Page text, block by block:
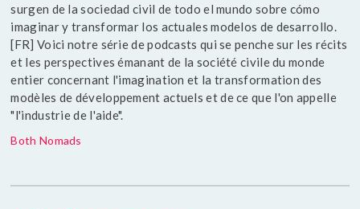
surgen de la sociedad civil de todo el mundo sobre cómo
imaginar y transformar los actuales modelos de desarrollo.
[FR] Voici notre série de podcasts qui se penche sur les récits
et les perspectives émanant de la société civile du monde
entier concernant l'imagination et la transformation des
modèles de développement actuels et de ce que l'on appelle
"l'industrie de l'aide".
Both Nomads